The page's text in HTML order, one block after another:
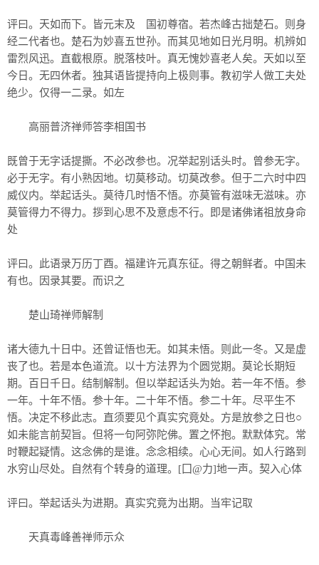
评曰。天如而下。皆元末及 国初尊宿。若杰峰古拙楚石。则身
经二代者也。楚石为妙喜五世孙。而其见地如日光月明。机辨如
雷烈风迅。直截根原。脱落枝叶。真无愧妙喜老人矣。天如以至
今日。无四休者。独其语皆提持向上极则事。教初学人做工夫处
绝少。仅得一二录。如左
高丽普济禅师答李相国书
既曾于无字话提撕。不必改参也。况举起别话头时。曾参无字。
必于无字。有小熟因地。切莫移动。切莫改参。但于二六时中四
威仪内。举起话头。莫待几时悟不悟。亦莫管有滋味无滋味。亦
莫管得力不得力。拶到心思不及意虑不行。即是诸佛诸祖放身命
处
评曰。此语录万历丁酉。福建许元真东征。得之朝鲜者。中国未
有也。因录其要。而识之
楚山琦禅师解制
诸大德九十日中。还曾证悟也无。如其未悟。则此一冬。又是虚
丧了也。若是本色道流。以十方法界为个圆觉期。莫论长期短
期。百日千日。结制解制。但以举起话头为始。若一年不悟。参
一年。十年不悟。参十年。二十年不悟。参二十年。尽平生不
悟。决定不移此志。直须要见个真实究竟处。方是放参之日也○
如未能言前契旨。但将一句阿弥陀佛。置之怀抱。默默体究。常
时鞭起疑情。这念佛的是谁。念念相续。心心无间。如人行路到
水穷山尽处。自然有个转身的道理。[囗@力]地一声。契入心体
评曰。举起话头为进期。真实究竟为出期。当牢记取
天真毒峰善禅师示众